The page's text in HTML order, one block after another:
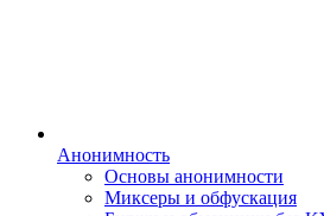
Анонимность
Основы анонимности
Миксеры и обфускация